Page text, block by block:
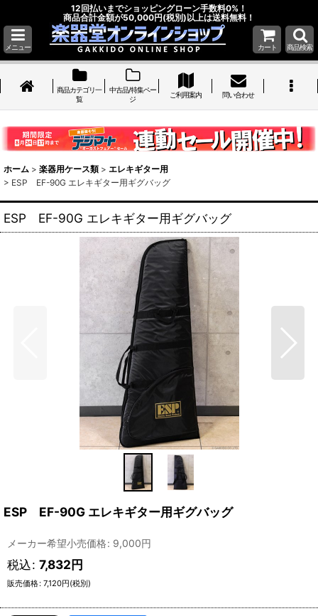
12回払いまでショッピングローン手数料0%！
商品合計金額が50,000円(税別)以上は送料無料！
メニュー カート 商品検索
商品カテゴリ一
覧
中古品/特集ペー
ジ
ご利用案内 問い合わせ
ホーム > 楽器用ケース類 > エレキギター用
> ESP EF-90G エレキギター用ギグバッグ
ESP EF-90G エレキギター用ギグバッグ
ESP EF-90G エレキギター用ギグバッグ
販売価格: 7,120円(税別)
税込: 7,832円
メーカー希望小売価格: 9,000円